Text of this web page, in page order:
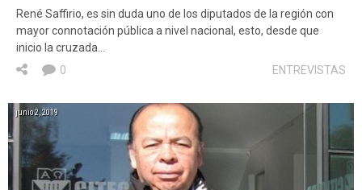
René Saffirio, es sin duda uno de los diputados de la región con
mayor connotación pública a nivel nacional, esto, desde que
inicio la cruzada…
ENTREVISTAS
0
junio 2, 2019